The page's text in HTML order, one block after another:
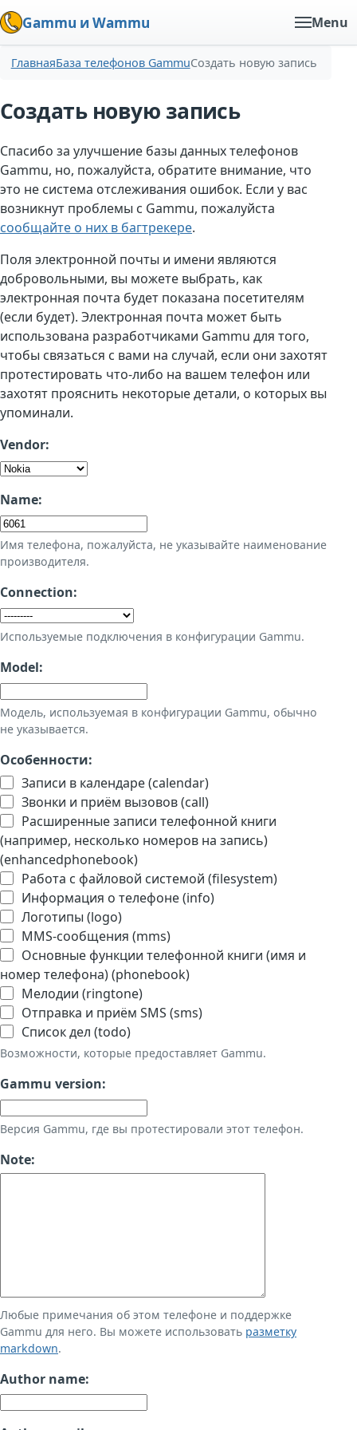
Gammu и Wammu Menu
ГлавнаяБаза телефонов GammuСоздать новую запись
Создать новую запись
Спасибо за улучшение базы данных телефонов
Gammu, но, пожалуйста, обратите внимание, что
это не система отслеживания ошибок. Если у вас
возникнут проблемы с Gammu, пожалуйста
сообщайте о них в багтрекере.
Поля электронной почты и имени являются
добровольными, вы можете выбрать, как
электронная почта будет показана посетителям
(если будет). Электронная почта может быть
использована разработчиками Gammu для того,
чтобы связаться с вами на случай, если они захотят
протестировать что-либо на вашем телефон или
захотят прояснить некоторые детали, о которых вы
упоминали.
Vendor:
Name:
Имя телефона, пожалуйста, не указывайте наименование
производителя.
Connection:
Используемые подключения в конфигурации Gammu.
Model:
Модель, используемая в конфигурации Gammu, обычно
не указывается.
Особенности:
Записи в календаре (calendar)
Звонки и приём вызовов (call)
Расширенные записи телефонной книги
(например, несколько номеров на запись)
(enhancedphonebook)
Работа с файловой системой (filesystem)
Информация о телефоне (info)
Логотипы (logo)
MMS-сообщения (mms)
Основные функции телефонной книги (имя и
номер телефона) (phonebook)
Мелодии (ringtone)
Отправка и приём SMS (sms)
Список дел (todo)
Возможности, которые предоставляет Gammu.
Gammu version:
Версия Gammu, где вы протестировали этот телефон.
Note:
Любые примечания об этом телефоне и поддержке
Gammu для него. Вы можете использовать разметку
markdown.
Author name: